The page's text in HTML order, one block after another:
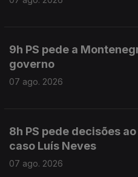
9h PS pede a
governo
07 ago. 2026
8h PS pede decisões
caso Luís Neves
07 ago. 2026